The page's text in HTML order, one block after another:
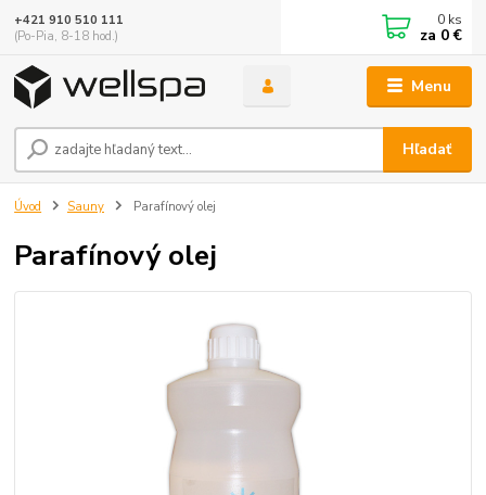
Menu
Hľadať
+421 910 510 111
(Po-Pia, 8-18 hod.)
0 ks
za 0 €
Úvod Sauny Parafínový olej
Parafínový olej